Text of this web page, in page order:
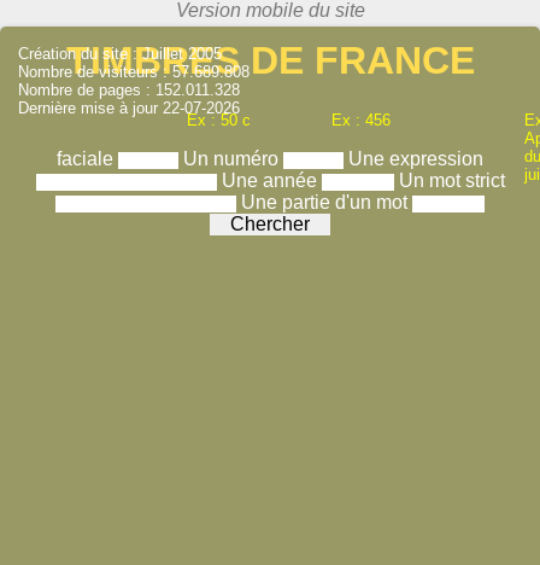
TIMBRES DE FRANCE
Ex : 50 c Ex : 456
faciale Un numéro
Une expression
Une année
Un mot strict
Une partie d'un mot
Création du site : Juillet 2005
Nombre de visiteurs : 57.689.808
Nombre de pages : 152.011.328
Dernière mise à jour 22-07-2026